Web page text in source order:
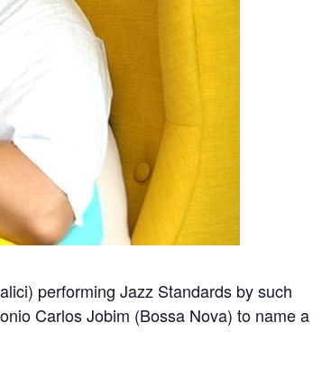
performing Jazz Standards by such
Carlos Jobim (Bossa Nova) to name a